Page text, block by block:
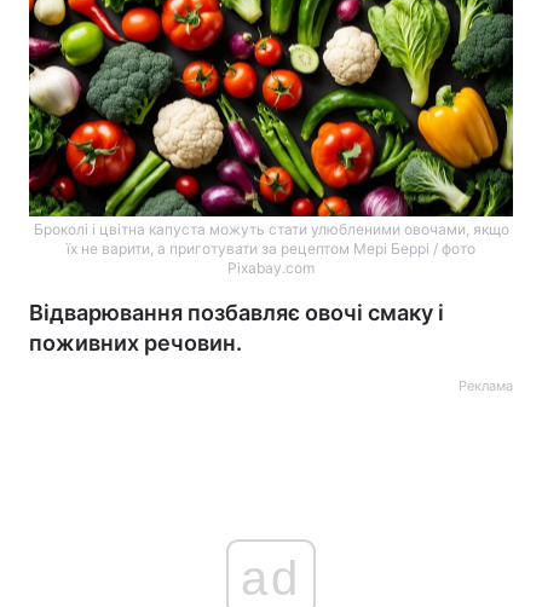
Броколі і цвітна капуста можуть стати улюбленими овочами, якщо
їх не варити, а приготувати за рецептом Мері Беррі / фото
Pixabay.com
Відварювання позбавляє овочі смаку і
поживних речовин.
Реклама
ad